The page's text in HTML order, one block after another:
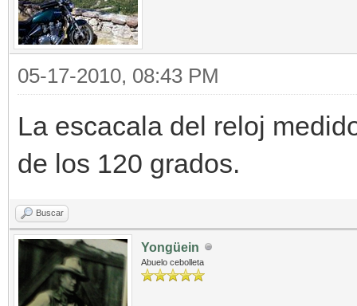
05-17-2010, 08:43 PM
La escacala del reloj
de los 120 grados.
Buscar
Yongüein
Abuelo cebolleta